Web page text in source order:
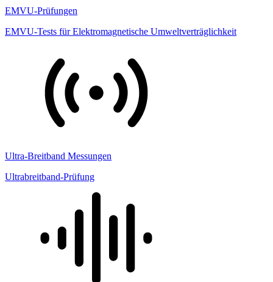
EMVU-Prüfungen
EMVU-Tests für Elektromagnetische Umweltverträglichkeit
Ultra-Breitband Messungen
Ultrabreitband-Prüfung